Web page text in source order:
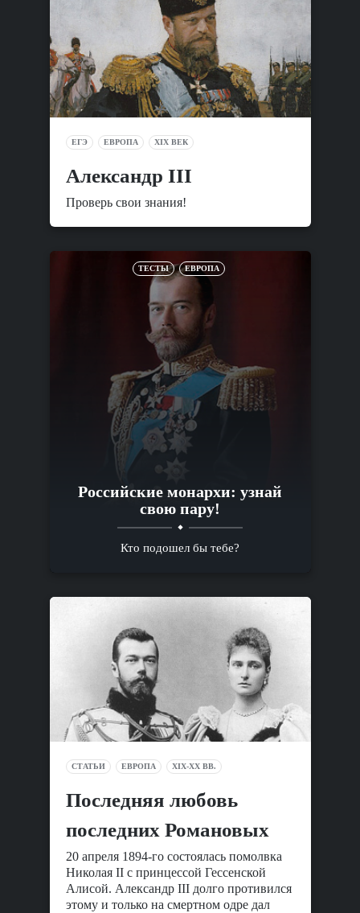
ЕГЭ ЕВРОПА XIX ВЕК
Александр III
Проверь свои знания!
ТЕСТЫ ЕВРОПА
Российские монархи: узнай
свою пару!
Кто подошел бы тебе?
СТАТЬИ ЕВРОПА XIX-XX ВВ.
Последняя любовь
последних Романовых
20 апреля 1894-го состоялась помолвка
Николая II c принцессой Гессенской
Алисой. Александр III долго противился
этому и только на смертном одре дал